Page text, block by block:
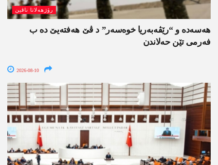
رۆژھەلاتا ناڤین
هەسەدە و “رێڤەبەریا خوەسەر” د ڤێ ھەفتەیێ دە ب
فەرمی تێن حەلاندن
2026-08-10